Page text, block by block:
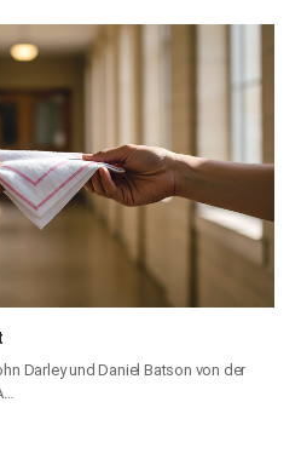
Darley und Daniel Batson von der